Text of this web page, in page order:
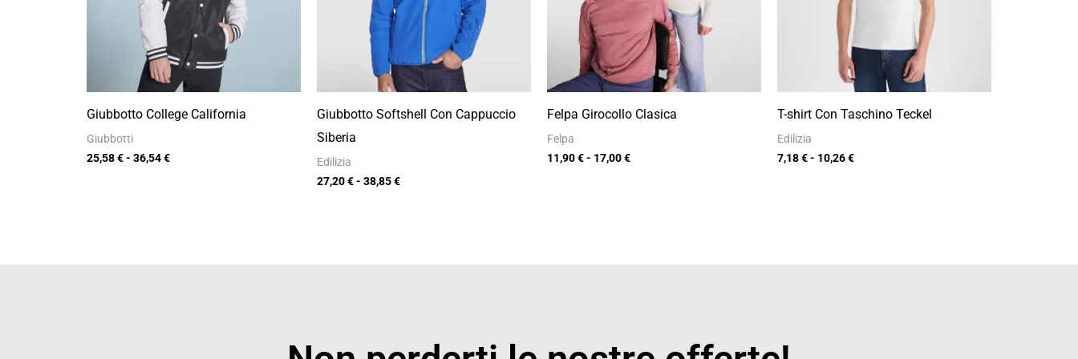
Giubbotto College California
Giubbotti
25,58€ - 36,54€
Giubbotto Softshell Con Cappuccio
Siberia
Edilizia
27,20€- 38,85€
Felpa Girocollo Clasica
Felpa
11,90€- 17,00€
T-shirt Con Taschino Teckel
Edilizia
7,18€- 10,26€